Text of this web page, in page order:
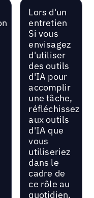
Lors d'un
entretien
Si vous
envisagez
d'utiliser
des outils
d'IA pour
accomplir
une tâche,
réfléchissez
aux outils
d'IA que
vous
utiliseriez
dans le
cadre de
ce rôle au
quotidien.